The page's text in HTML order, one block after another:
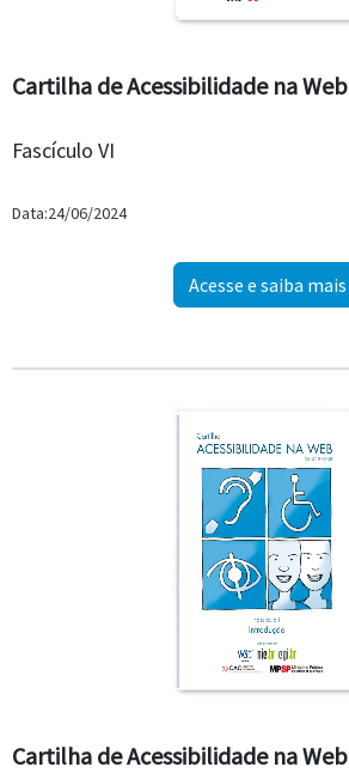
Cartilha de Acessibilidade na Web
Fascículo VI
Data:24/06/2024
Acesse e saiba mais
Cartilha de Acessibilidade na Web